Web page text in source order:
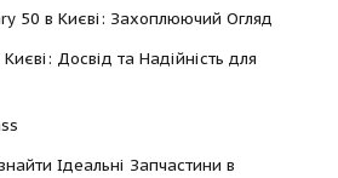
50 в Києві: Захоплюючий Огляд
Досвід та Надійність для
Ідеальні Запчастини в